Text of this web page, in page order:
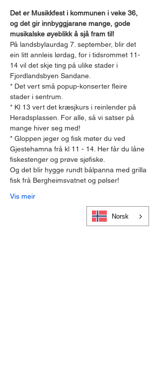
Det er Musikkfest i kommunen i veke 36,
og det gir innbyggjarane mange, gode
musikalske øyeblikk å sjå fram til!
På landsbylaurdag 7. september, blir det
ein litt annleis lørdag, for i tidsrommet 11-
14 vil det skje ting på ulike stader i
Fjordlandsbyen Sandane.
* Det vert små popup-konserter fleire
stader i sentrum.
* Kl 13 vert det kræsjkurs i reinlender på
Heradsplassen. For alle, så vi satser på
mange hiver seg med!
* Gloppen jeger og fisk møter du ved
Gjestehamna frå kl 11 - 14. Her får du låne
fiskestenger og prøve sjøfiske.
Og det blir hygge rundt bålpanna med grilla
fisk frå Bergheimsvatnet og pølser!
Vis meir
Norsk